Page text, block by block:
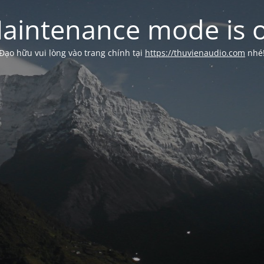
mode is
hữu vui lòng vào trang chính tại https://thuvienaudio.com